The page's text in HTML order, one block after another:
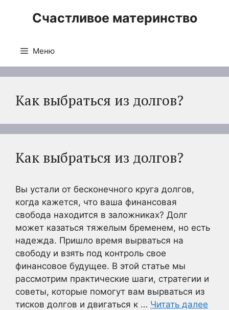
Счастливое материнство
Меню
Как выбраться из долгов?
Как выбраться из долгов?
Вы устали от бесконечного круга долгов,
когда кажется, что ваша финансовая
свобода находится в заложниках? Долг
может казаться тяжелым бременем, но есть
надежда. Пришло время вырваться на
свободу и взять под контроль свое
финансовое будущее. В этой статье мы
рассмотрим практические шаги, стратегии и
советы, которые помогут вам вырваться из
тисков долгов и двигаться к … Читать далее